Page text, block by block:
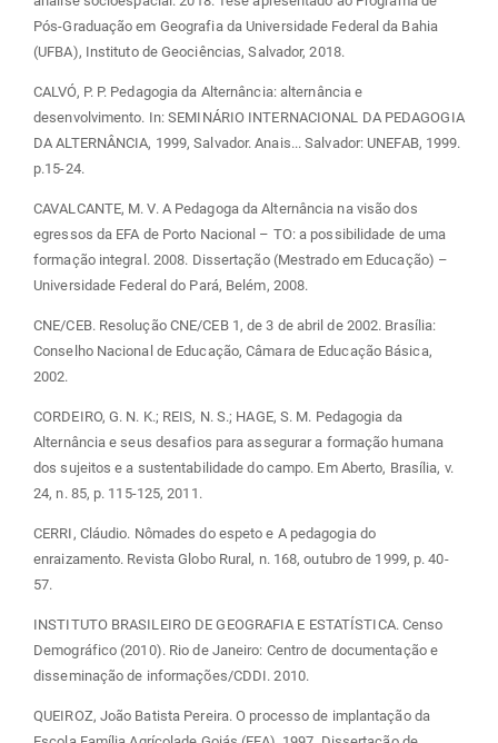
Pós-Graduação em Geografia da Universidade Federal da Bahia
(UFBA), Instituto de Geociências, Salvador, 2018.
CALVÓ, P. P. Pedagogia da Alternância: alternância e
desenvolvimento. In: SEMINÁRIO INTERNACIONAL DA PEDAGOGIA
DA ALTERNÂNCIA, 1999, Salvador. Anais... Salvador: UNEFAB, 1999.
p.15-24.
CAVALCANTE, M. V. A Pedagoga da Alternância na visão dos
egressos da EFA de Porto Nacional – TO: a possibilidade de uma
formação integral. 2008. Dissertação (Mestrado em Educação) –
Universidade Federal do Pará, Belém, 2008.
CNE/CEB. Resolução CNE/CEB 1, de 3 de abril de 2002. Brasília:
Conselho Nacional de Educação, Câmara de Educação Básica,
2002.
CORDEIRO, G. N. K.; REIS, N. S.; HAGE, S. M. Pedagogia da
Alternância e seus desafios para assegurar a formação humana
dos sujeitos e a sustentabilidade do campo. Em Aberto, Brasília, v.
24, n. 85, p. 115-125, 2011.
CERRI, Cláudio. Nômades do espeto e A pedagogia do
enraizamento. Revista Globo Rural, n. 168, outubro de 1999, p. 40-
57.
INSTITUTO BRASILEIRO DE GEOGRAFIA E ESTATÍSTICA. Censo
Demográfico (2010). Rio de Janeiro: Centro de documentação e
disseminação de informações/CDDI. 2010.
QUEIROZ, João Batista Pereira. O processo de implantação da